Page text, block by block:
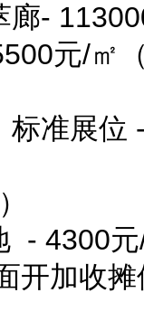
（品
位 -
/㎡（
收摊位